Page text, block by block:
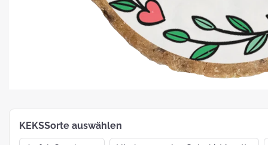
How To:
MotivKEKS-
Designer
The
KEKSSorte auswählen